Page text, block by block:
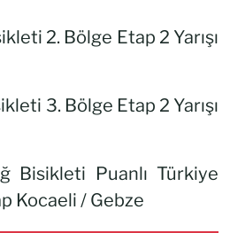
2. Bölge Etap 2 Yarışı
3. Bölge Etap 2 Yarışı
Bisikleti Puanlı Türkiye
Kocaeli / Gebze